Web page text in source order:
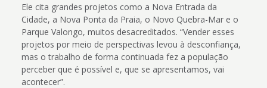
Ele cita grandes projetos como a Nova Entrada da
Cidade, a Nova Ponta da Praia, o Novo Quebra-Mar e o
Parque Valongo, muitos desacreditados. “Vender esses
projetos por meio de perspectivas levou à desconfiança,
mas o trabalho de forma continuada fez a população
perceber que é possível e, que se apresentamos, vai
acontecer”.